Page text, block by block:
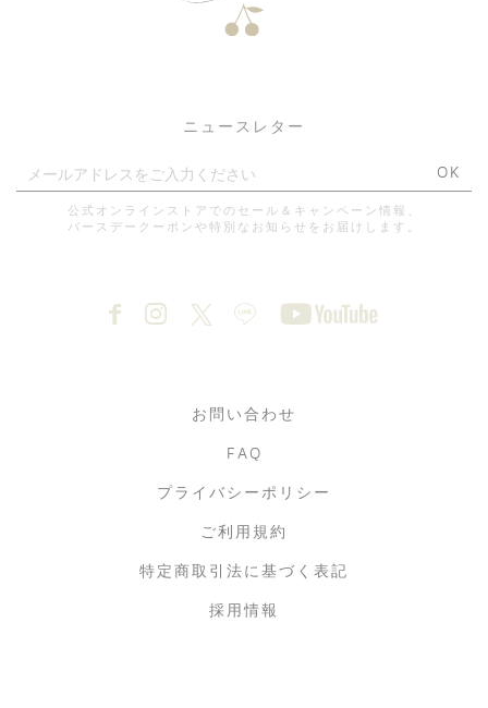
お問い合わせ
FAQ
プライバシーポリシー
ご利用規約
特定商取引法に基づく表記
採用情報
ニュースレター
OK
公式オンラインストアでのセール＆キャンペーン情報、
バースデークーポンや特別なお知らせをお届けします。